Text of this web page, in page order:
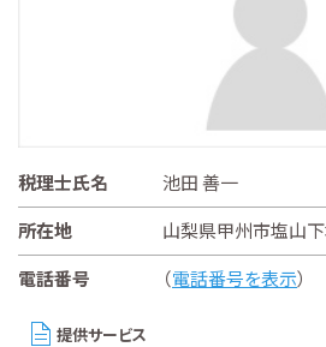
税理士氏名
池田 善一
所在地
山梨県甲州市塩山下
電話番号
（電話番号を表示）
提供サービス